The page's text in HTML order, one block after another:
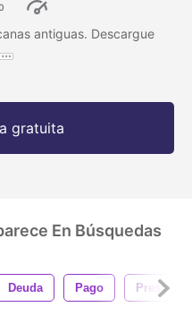
antiguas. Descargue
gratuita
En Búsquedas
Deuda Pago